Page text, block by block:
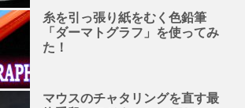
糸を引っ張り紙をむく色鉛筆
「ダーマトグラフ」を使ってみ
た！
マウスのチャタリングを直す最